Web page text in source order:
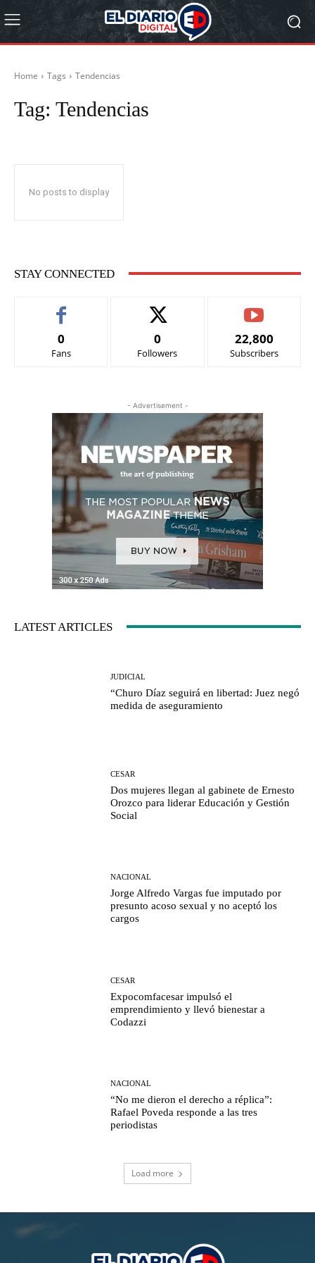
Home Tags Tendencias
Tag: Tendencias
No posts to display
STAY CONNECTED
0
Fans
0
Followers
22,800
Subscribers
- Advertisement -
LATEST ARTICLES
JUDICIAL
“Churo Díaz seguirá en libertad: Juez negó
medida de aseguramiento
CESAR
Dos mujeres llegan al gabinete de Ernesto
Orozco para liderar Educación y Gestión
Social
NACIONAL
Jorge Alfredo Vargas fue imputado por
presunto acoso sexual y no aceptó los
cargos
CESAR
Expocomfacesar impulsó el
emprendimiento y llevó bienestar a
Codazzi
NACIONAL
“No me dieron el derecho a réplica”:
Rafael Poveda responde a las tres
periodistas
Load more